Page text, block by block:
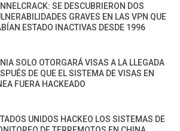
SE DESCUBRIERON DOS
GRAVES EN LAS VPN QUE
ESTADO INACTIVAS DESDE 1996
SOLO OTORGARÁ VISAS A LA LLEGADA
DE QUE EL SISTEMA DE VISAS EN
FUERA HACKEADO
UNIDOS HACKEO LOS SISTEMAS DE